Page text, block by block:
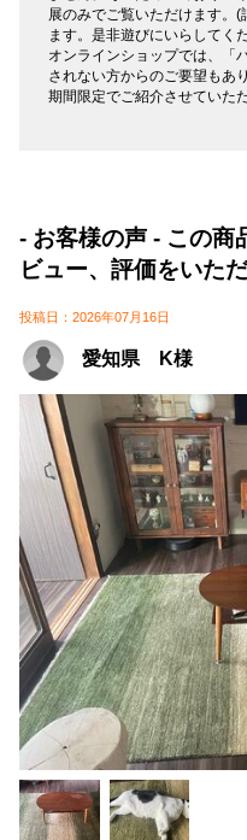
展のみでご覧いただけます。
ます。是非遊びにいらしてく
オンラインショップでは、「
されない方からのご要望もあ
期間限定でご紹介させていた
- お客様の声 - この商
ビュー、評価をいた
投稿日：2026年07月16日
愛知県 K様